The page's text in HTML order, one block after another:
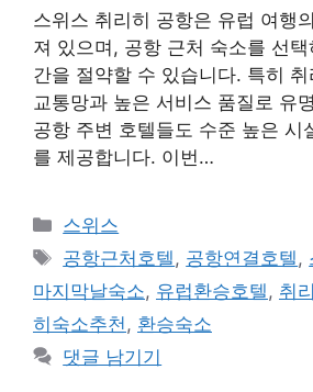
스위스 취리히 공항은 유럽 여행
져 있으며, 공항 근처 숙소를 선
간을 절약할 수 있습니다. 특히
교통망과 높은 서비스 품질로 유
공항 주변 호텔들도 수준 높은 시
를 제공합니다. 이번…
카
테
고
리
스위스
태
그
공항근처호텔 , 공항연결호텔 ,
마지막날숙소, 유럽환승호텔 , 취
히숙소추천 , 환승숙소
댓글 남기기